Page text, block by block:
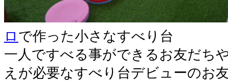
ロ で作った小さなすべり台
一人ですべる事ができるお友だち
えが必要なすべり台デビューのお